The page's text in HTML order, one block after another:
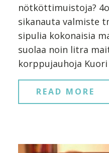
nötköttimuistoja?
sikanauta valmiste
sipulia kokonaisia
suolaa noin litra
korppujauhoja
READ MORE